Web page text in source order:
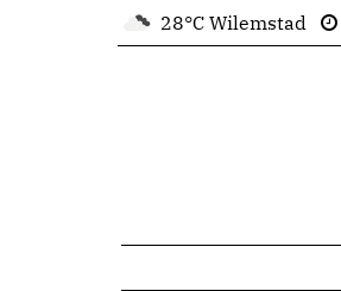
28°C Wilemstad